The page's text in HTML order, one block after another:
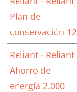
Plan de
conservación 12
Reliant - Reliant
Ahorro de
energía 2.000